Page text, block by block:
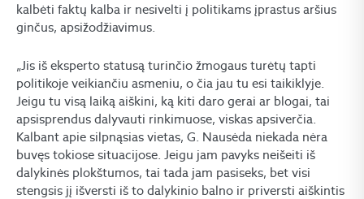
kalbėti faktų kalba ir nesivelti į politikams įprastus aršius
ginčus, apsižodžiavimus.
„Jis iš eksperto statusą turinčio žmogaus turėtų tapti
politikoje veikiančiu asmeniu, o čia jau tu esi taikiklyje.
Jeigu tu visą laiką aiškini, ką kiti daro gerai ar blogai, tai
apsisprendus dalyvauti rinkimuose, viskas apsiverčia.
Kalbant apie silpnąsias vietas, G. Nausėda niekada nėra
buvęs tokiose situacijose. Jeigu jam pavyks neišeiti iš
dalykinės plokštumos, tai tada jam pasiseks, bet visi
stengsis jį išversti iš to dalykinio balno ir priversti aiškintis